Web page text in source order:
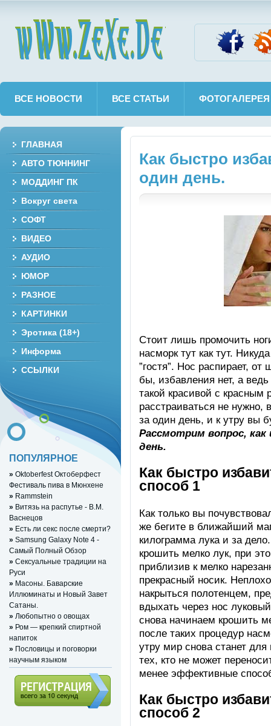
ВСЕ НОВОСТИ ВСЕ СТАТЬИ ФОТОГАЛЕРЕЯ
Как быстро
один день.
Стоит лишь промочить
насморк тут как тут.
”гостя”. Нос распирает,
бы, избавления нет, а
такой красивой с
расстраиваться не нужно,
за один день, и к утру вы
Рассмотрим вопрос, как
день.
Как быстро
способ 1
Как только вы
же бегите в ближайший
килограмма лука и за
крошить мелко лук, при
приблизив к мелко
прекрасный носик.
накрыться полотенцем,
вдыхать через нос
снова начинаем крошить
после таких процедур
утру мир снова станет
тех, кто не может
менее эффективные
Как быстро
способ 2
ГЛАВНАЯ
АВТО ТЮННИНГ
МОДДИНГ ПК
Вокруг света
СОФТ
ВИДЕО
АУДИО
ЮМОР
РАЗНОЕ
КАРТИНКИ
Эротика (18+)
Информа
ССЫЛКИ
ПОПУЛЯРНОЕ
» Oktoberfest Октоберфест
Фестиваль пива в Мюнхене
» Rammstein
» Витязь на распутье - В.М.
Васнецов
» Есть ли секс после смерти?
» Samsung Galaxy Note 4 -
Самый Полный Обзор
» Сексуальные традиции на
Руси
» Масоны. Баварские
Иллюминаты и Новый Завет
Сатаны.
» Любопытно о овощах
» Ром — крепкий спиртной
напиток
» Пословицы и поговорки
научным языком